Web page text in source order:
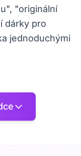
"originální
dárky pro
jednoduchými
– Na